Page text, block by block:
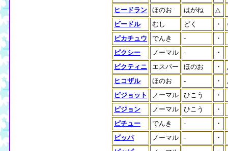
ヒードラン
ほのお はがね △
ビードル
むし どく ・
ピカチュウ
でんき - ・
ピクシー
ノーマル - ・
ビクティニ
エスパー ほのお ・
ヒコザル
ほのお - ・
ピジョット
ノーマル ひこう ・
ピジョン
ノーマル ひこう ・
ピチュー
でんき - ・
ビッパ
ノーマル - ・